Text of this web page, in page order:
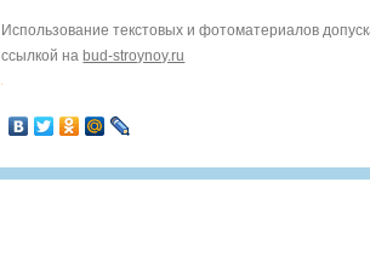
Использование текстовых и фотоматериалов
ссылкой на bud-stroynoy.ru